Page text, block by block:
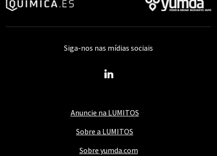
Anuncie na LUMITOS
Sobre a LUMITOS
Sobre yumda.com
Siga-nos nas mídias sociais